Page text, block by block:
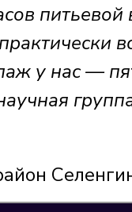
питьевой
у нас —